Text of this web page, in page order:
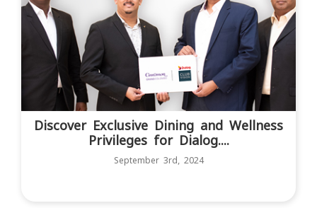
Discover Exclusive Dining and Wellness
Privileges for Dialog....
September 3rd, 2024